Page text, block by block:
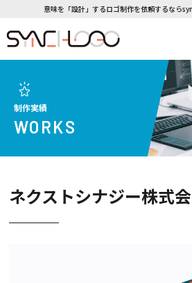
意味を「設計」するロゴ制作を依頼するなら
制作実績
WORKS
ネクストシナジー株式